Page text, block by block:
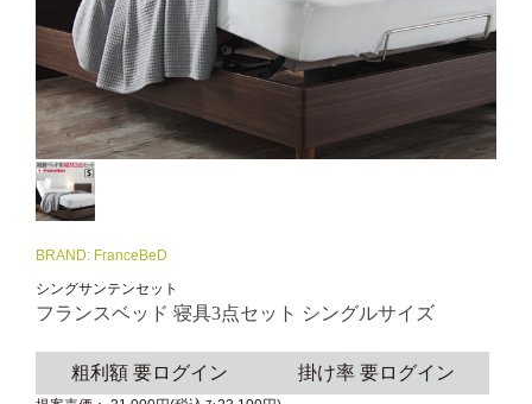
BRAND: FranceBeD
シングサンテンセット
フランスベッド 寝具3点セット シングルサイズ
粗利額 要ログイン 掛け率 要ログイン